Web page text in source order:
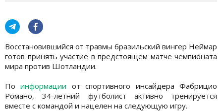
Восстановившийся от травмы бразильский вингер Неймар
готов принять участие в предстоящем матче чемпионата
мира против Шотландии.
Поинформации от спортивного инсайдера Фабрицио
Романо, 34-летний футболист активно тренируется
вместе с командой и нацелен на следующую игру.